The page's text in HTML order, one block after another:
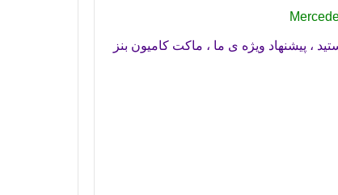
، پیشنهاد ویژه ی ما ، ماکت کامیون بنز